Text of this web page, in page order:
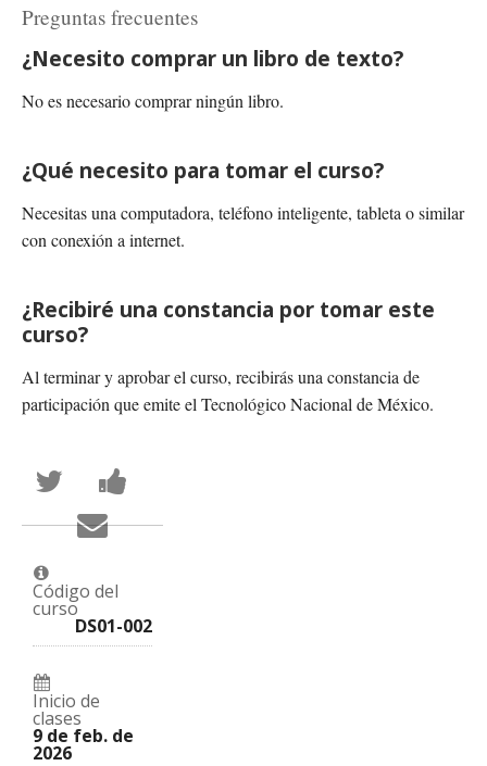
Preguntas frecuentes
¿Necesito comprar un libro de texto?
No es necesario comprar ningún libro.
¿Qué necesito para tomar el curso?
Necesitas una computadora, teléfono inteligente, tableta o similar
con conexión a internet.
¿Recibiré una constancia por tomar este
curso?
Al terminar y aprobar el curso, recibirás una constancia de
participación que emite el Tecnológico Nacional de México.
Publica
Twitter
que
te
inscrito
en
este
curso
en
te
haz
inscrito
Envía
un
correo
tus
amigos
indicando
que
te
este
curso
Código del
curso
DS01-002
Inicio de
clases
9 de feb. de
2026